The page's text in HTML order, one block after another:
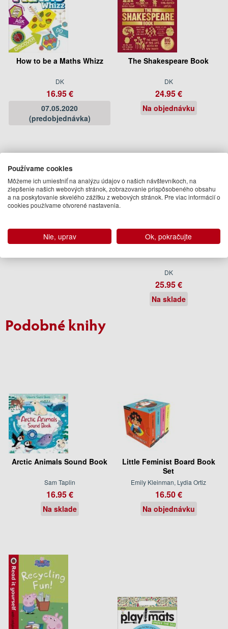
How to be a Maths Whizz
DK
16.95 €
07.05.2020
(predobjednávka)
The Shakespeare Book
DK
24.95 €
Na objednávku
DK
25.95 €
Na sklade
Podobné knihy
Arctic Animals Sound Book
Sam Taplin
16.95 €
Na sklade
Little Feminist Board Book
Set
Emily Kleinman, Lydia Ortiz
16.50 €
Na objednávku
Používame cookies
Môžeme ich umiestniť na analýzu údajov o našich návštevníkoch, na
zlepšenie našich webových stránok, zobrazovanie prispôsobeného obsahu
a na poskytovanie skvelého zážitku z webových stránok. Pre viac informácií o
cookies používame otvorené nastavenia.
Nie, uprav Ok, pokračujte